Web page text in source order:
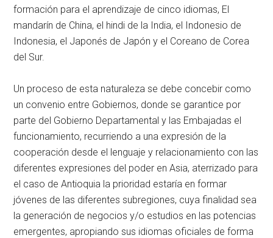
formación para el aprendizaje de cinco idiomas, El
mandarín de China, el hindi de la India, el Indonesio de
Indonesia, el Japonés de Japón y el Coreano de Corea
del Sur.
Un proceso de esta naturaleza se debe concebir como
un convenio entre Gobiernos, donde se garantice por
parte del Gobierno Departamental y las Embajadas el
funcionamiento, recurriendo a una expresión de la
cooperación desde el lenguaje y relacionamiento con las
diferentes expresiones del poder en Asia, aterrizado para
el caso de Antioquia la prioridad estaría en formar
jóvenes de las diferentes subregiones, cuya finalidad sea
la generación de negocios y/o estudios en las potencias
emergentes, apropiando sus idiomas oficiales de forma